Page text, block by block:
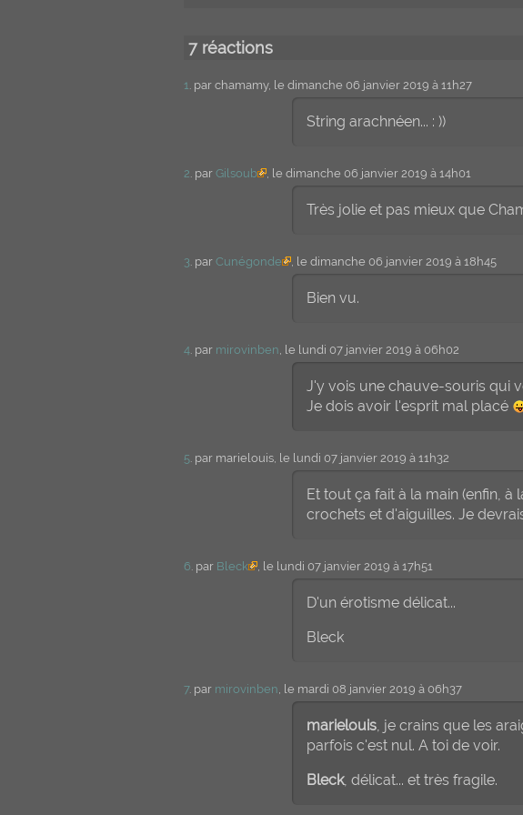
7 réactions
1 . par chamamy, le dimanche 06 janvier 2019 à 11h27
String arachnéen... : ))
2 . par Gilsoub , le dimanche 06 janvier 2019 à 14h01
Très jolie et pas mieux que
3 . par Cunégonde , le dimanche 06 janvier 2019 à 18h45
Bien vu.
4 . par mirovinben , le lundi 07 janvier 2019 à 06h02
J'y vois une chauve-souris qui
Je dois avoir l'esprit mal placé
5 . par marielouis, le lundi 07 janvier 2019 à 11h32
Et tout ça fait à la main (enfin, à
crochets et d'aiguilles. Je
6 . par Bleck , le lundi 07 janvier 2019 à 17h51
D'un érotisme délicat...
Bleck
7. par mirovinben , le mardi 08 janvier 2019 à 06h37
marielouis, je crains que les
parfois c'est nul. A toi de voir.
Bleck, délicat... et très fragile.